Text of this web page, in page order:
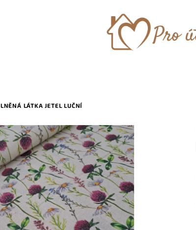
LNĚNÁ LÁTKA JETEL LUČNÍ